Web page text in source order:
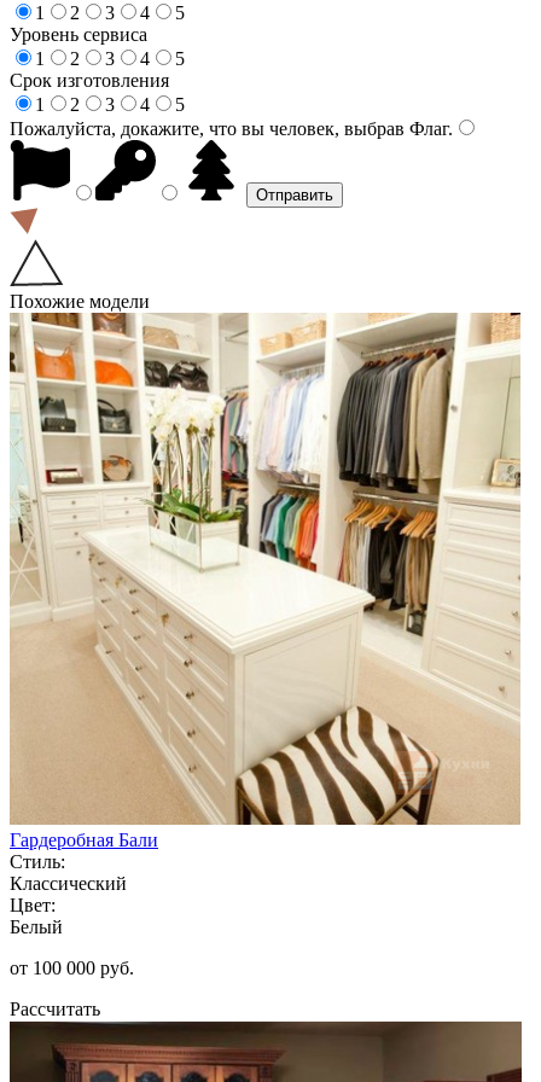
1
2 3 4
5
Уровень сервиса
1
2 3 4
5
Срок изготовления
1
2 3 4
5
Пожалуйста, докажите, что вы человек, выбрав Флаг.
Похожие модели
Гардеробная Бали
Стиль:
Классический
Цвет:
Белый
от 100 000 руб.
Рассчитать